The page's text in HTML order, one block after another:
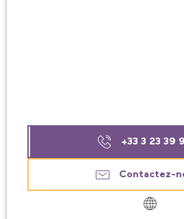
+33 3 23 39
Contactez-